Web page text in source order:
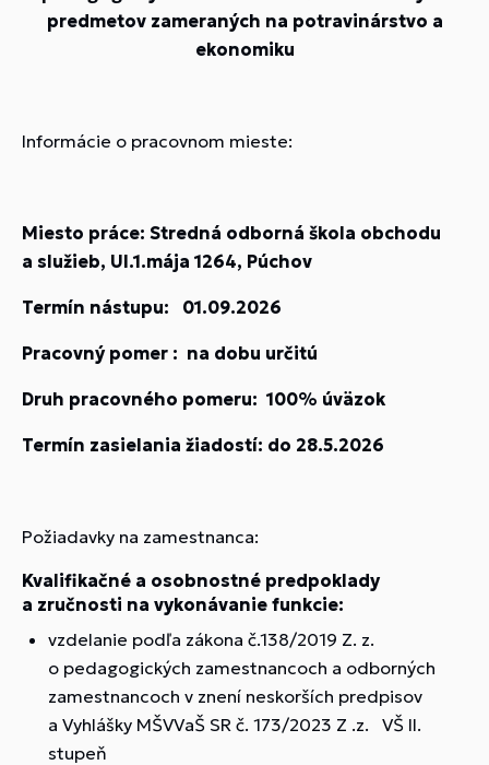
predmetov zameraných na potravinárstvo a
ekonomiku
Informácie o pracovnom mieste:
Miesto práce: Stredná odborná škola obchodu
a služieb, Ul.1.mája 1264, Púchov
Termín nástupu: 01.09.2026
Pracovný pomer : na dobu určitú
Druh pracovného pomeru: 100% úväzok
Termín zasielania žiadostí: do 28.5.2026
Požiadavky na zamestnanca:
Kvalifikačné a osobnostné predpoklady
a zručnosti na vykonávanie funkcie:
vzdelanie podľa zákona č.138/2019 Z. z.
o pedagogických zamestnancoch a odborných
zamestnancoch v znení neskorších predpisov
a Vyhlášky MŠVVaŠ SR č. 173/2023 Z .z. VŠ II.
stupeň